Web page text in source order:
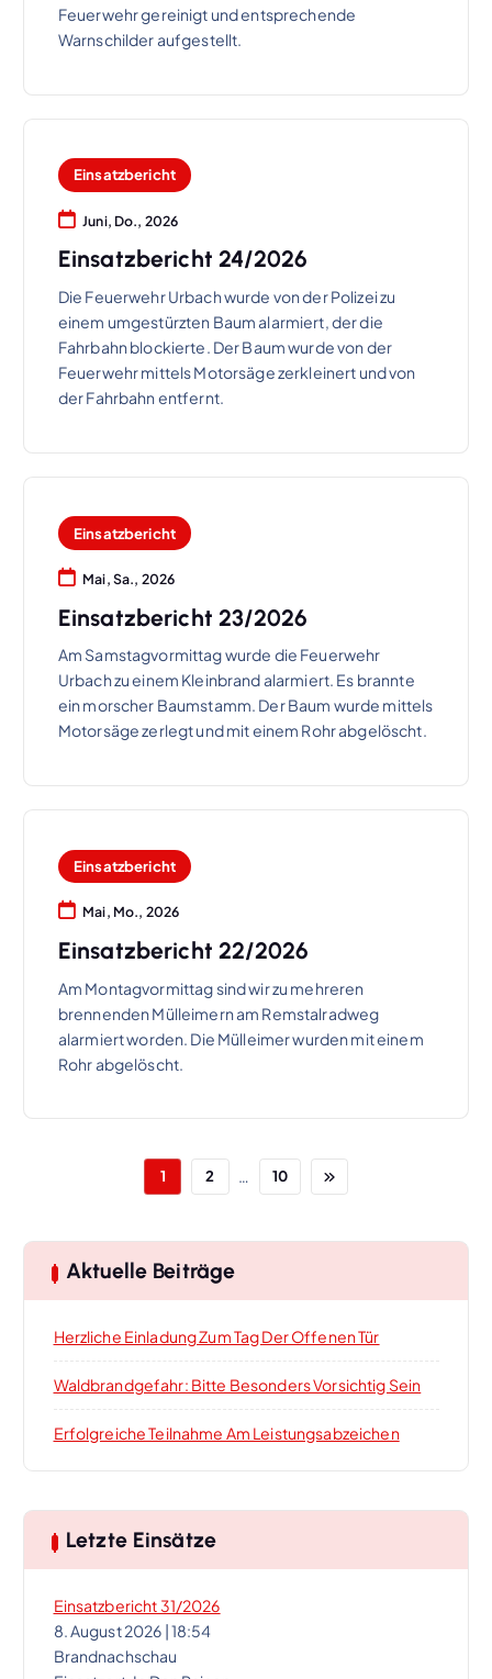
Feuerwehr gereinigt und entsprechende
Warnschilder aufgestellt.
Einsatzbericht
Juni, Do., 2026
Einsatzbericht 24/2026
Die Feuerwehr Urbach wurde von der Polizei zu
einem umgestürzten Baum alarmiert, der die
Fahrbahn blockierte. Der Baum wurde von der
Feuerwehr mittels Motorsäge zerkleinert und von
der Fahrbahn entfernt.
Einsatzbericht
Mai, Sa., 2026
Einsatzbericht 23/2026
Am Samstagvormittag wurde die Feuerwehr
Urbach zu einem Kleinbrand alarmiert. Es brannte
ein morscher Baumstamm. Der Baum wurde mittels
Motorsäge zerlegt und mit einem Rohr abgelöscht.
Einsatzbericht
Mai, Mo., 2026
Einsatzbericht 22/2026
Am Montagvormittag sind wir zu mehreren
brennenden Mülleimern am Remstalradweg
alarmiert worden. Die Mülleimer wurden mit einem
Rohr abgelöscht.
1 2 … 10
Aktuelle Beiträge
Herzliche Einladung Zum Tag Der Offenen Tür
Waldbrandgefahr: Bitte Besonders Vorsichtig Sein
Erfolgreiche Teilnahme Am Leistungsabzeichen
Letzte Einsätze
Einsatzbericht 31/2026
8. August 2026 |18:54
Brandnachschau